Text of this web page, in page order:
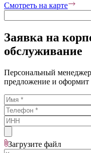
Смотреть на карте
Заявка на
обслуживание
Персональный
предложение и
Загрузите файл